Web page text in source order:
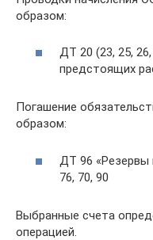
образом:
ДТ 20 (23, 25,
предстоящих
Погашение
образом:
ДТ 96 «Резервы
76, 70, 90
Выбранные счета
операцией.